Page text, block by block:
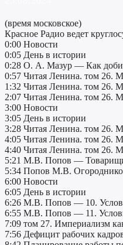
(время московское)
Красное Радио ведет
0:00 Новости
0:05 День в истории
0:28 О. А. Мазур — Как
0:57 Читая Ленина. том 26.
1:32 Читая Ленина. том 26.
2:07 Читая Ленина. том 26.
3:00 Новости
3:05 День в истории
3:28 Читая Ленина. том 26.
4:05 Читая Ленина. том 26.
4:40 Читая Ленина. том 26.
5:21 М.В. Попов — Товарищи
5:34 Попов М.В.
6:00 Новости
6:05 День в истории
6:26 М.В. Попов — 10.
6:55 М.В. Попов — 11.
7:09 том 27. Империализм
7:56 Дефицит рабочих